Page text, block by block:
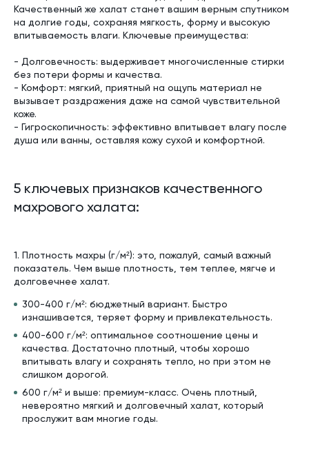
Качественный же халат станет вашим верным спутником
на долгие годы, сохраняя мягкость, форму и высокую
впитываемость влаги. Ключевые преимущества:
- Долговечность: выдерживает многочисленные стирки
без потери формы и качества.
- Комфорт: мягкий, приятный на ощупь материал не
вызывает раздражения даже на самой чувствительной
коже.
- Гигроскопичность: эффективно впитывает влагу после
душа или ванны, оставляя кожу сухой и комфортной.
5 ключевых признаков качественного
махрового халата:
1. Плотность махры (г/м²): это, пожалуй, самый важный
показатель. Чем выше плотность, тем теплее, мягче и
долговечнее халат.
300-400 г/м²: бюджетный вариант. Быстро
изнашивается, теряет форму и привлекательность.
400-600 г/м²: оптимальное соотношение цены и
качества. Достаточно плотный, чтобы хорошо
впитывать влагу и сохранять тепло, но при этом не
слишком дорогой.
600 г/м² и выше: премиум-класс. Очень плотный,
невероятно мягкий и долговечный халат, который
прослужит вам многие годы.